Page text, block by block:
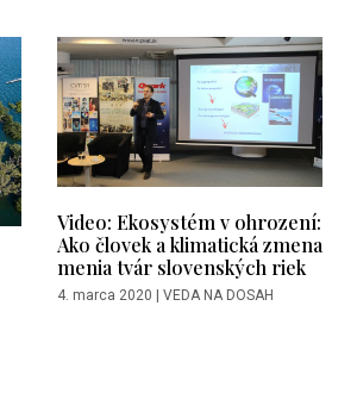
Video: Ekosystém v ohrození:
Ako človek a klimatická zmena
menia tvár slovenských riek
4. marca 2020 | VEDA NA DOSAH